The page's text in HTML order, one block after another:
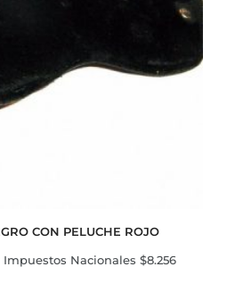
CON PELUCHE ROJO
Impuestos Nacionales $8.256